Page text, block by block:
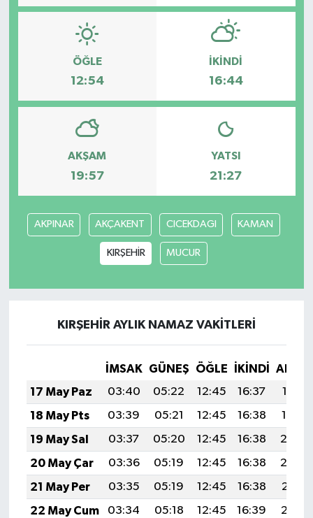
ÖĞLE
12:54
İKINDI
16:44
AKŞAM
19:57
YATSI
21:27
AKPINAR AKÇAKENT CICEKDAGI KAMAN
KIRŞEHİR MUCUR
KIRŞEHİR AYLIK NAMAZ VAKITLERI
İMSAK GÜNEŞ ÖĞLE İKINDI
17 May Paz
03:40 05:22 12:45 16:37
19:58
18 May Pts
03:39 05:21 12:45 16:38
19:59
19 May Sal
03:37 05:20 12:45 16:38
20:00
20 May Çar
03:36 05:19 12:45 16:38
20:00
21 May Per
03:35 05:19 12:45 16:38
20:01
22 May Cum
03:34 05:18 12:45 16:39
20:02